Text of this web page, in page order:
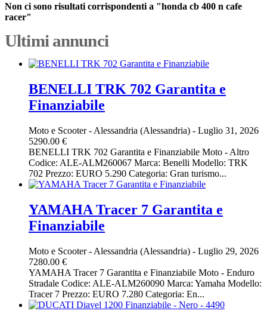
Non ci sono risultati corrispondenti a "honda cb 400 n cafe
racer"
Ultimi annunci
BENELLI TRK 702 Garantita e
Finanziabile
Moto e Scooter- Alessandria (Alessandria) - Luglio 31, 2026
5290.00 €
BENELLI TRK 702 Garantita e Finanziabile Moto - Altro
Codice: ALE-ALM260067 Marca: Benelli Modello: TRK
702 Prezzo: EURO 5.290 Categoria: Gran turismo...
YAMAHA Tracer 7 Garantita e
Finanziabile
Moto e Scooter- Alessandria (Alessandria) - Luglio 29, 2026
7280.00 €
YAMAHA Tracer 7 Garantita e Finanziabile Moto - Enduro
Stradale Codice: ALE-ALM260090 Marca: Yamaha Modello:
Tracer 7 Prezzo: EURO 7.280 Categoria: En...